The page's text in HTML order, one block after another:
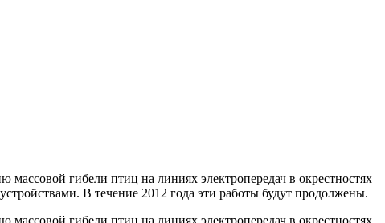
гибели птиц на линиях электропередач в окрестностях
В течение 2012 года эти работы будут продолжены.